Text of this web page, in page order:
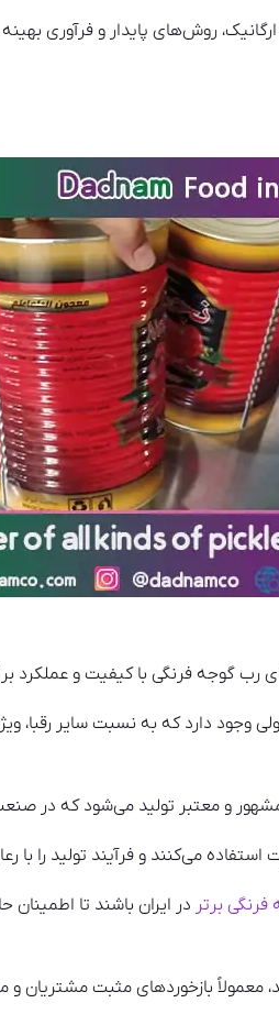
روش‌های پایدار و فرآوری
رب گوجه فرنگی با کیفیت و عملکرد
دارد که به نسبت سایر رقبا،
و معتبر تولید می‌شود که در
استفاده می‌کنند و فرآیند تولید را
برتر در ایران باشند تا
بازخوردهای مثبت مشتریان و